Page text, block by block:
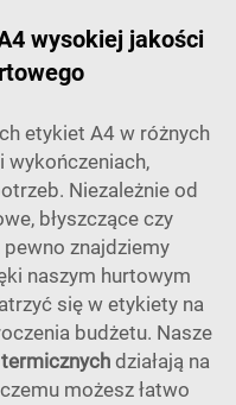
wysokiej jakości
etykiet A4 w różnych
wykończeniach,
Niezależnie od
błyszczące czy
znajdziemy
naszym hurtowym
się w etykiety na
budżetu. Nasze
działają na
możesz łatwo